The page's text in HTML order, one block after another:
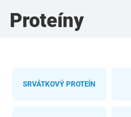
Proteíny
SRVÁTKOVÝ PROTEÍN